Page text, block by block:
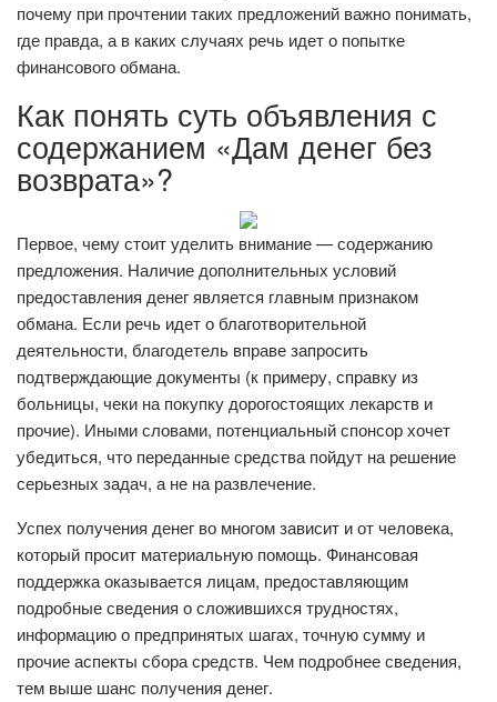
почему при прочтении таких предложений важно понимать,
где правда, а в каких случаях речь идет о попытке
финансового обмана.
Как понять суть объявления с
содержанием «Дам денег без
возврата»?
Первое, чему стоит уделить внимание — содержанию
предложения. Наличие дополнительных условий
предоставления денег является главным признаком
обмана. Если речь идет о благотворительной
деятельности, благодетель вправе запросить
подтверждающие документы (к примеру, справку из
больницы, чеки на покупку дорогостоящих лекарств и
прочие). Иными словами, потенциальный спонсор хочет
убедиться, что переданные средства пойдут на решение
серьезных задач, а не на развлечение.
Успех получения денег во многом зависит и от человека,
который просит материальную помощь. Финансовая
поддержка оказывается лицам, предоставляющим
подробные сведения о сложившихся трудностях,
информацию о предпринятых шагах, точную сумму и
прочие аспекты сбора средств. Чем подробнее сведения,
тем выше шанс получения денег.